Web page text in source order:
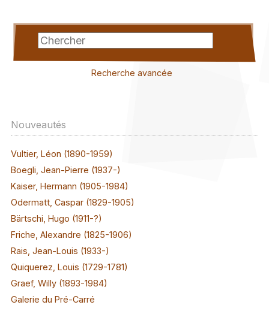
Recherche avancée
Nouveautés
Vultier, Léon (1890-1959)
Boegli, Jean-Pierre (1937-)
Kaiser, Hermann (1905-1984)
Odermatt, Caspar (1829-1905)
Bärtschi, Hugo (1911-?)
Friche, Alexandre (1825-1906)
Rais, Jean-Louis (1933-)
Quiquerez, Louis (1729-1781)
Graef, Willy (1893-1984)
Galerie du Pré-Carré